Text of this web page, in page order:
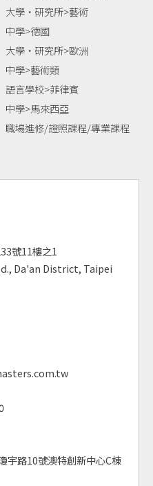
大學‧研究所>藝術
中學>德國
大學‧研究所>歐洲
中學>藝術類
語言學校>菲律賓
中學>馬來西亞
職場進修/證照課程/專業課程
號11樓之1
Da'an District, Taipei
宇路10號澳特創新中心C棟